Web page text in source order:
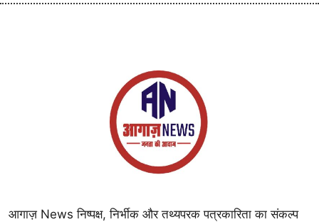
आगाज़ News निष्पक्ष, निर्भीक और तथ्यपरक पत्रकारिता का संकल्प